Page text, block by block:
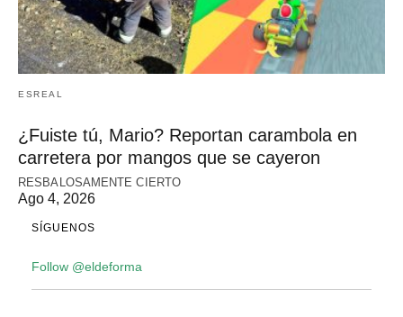
ESREAL
¿Fuiste tú, Mario? Reportan carambola en
carretera por mangos que se cayeron
RESBALOSAMENTE CIERTO
Ago 4, 2026
SÍGUENOS
Follow @eldeforma